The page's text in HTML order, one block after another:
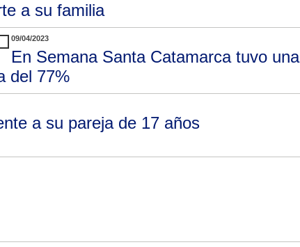
a su familia
09/04/2023
En Semana Santa Catamarca tuvo una
del 77%
a su pareja de 17 años